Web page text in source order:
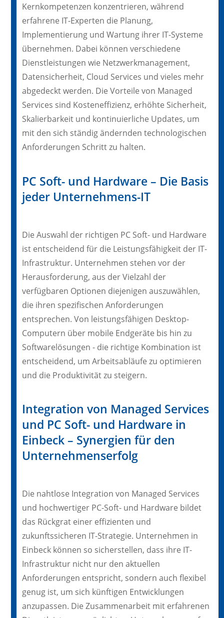
Kernkompetenzen konzentrieren, während
erfahrene IT-Experten die Planung,
Implementierung und Wartung ihrer IT-Systeme
übernehmen. Dabei können verschiedene
Dienstleistungen wie Netzwerkmanagement,
Datensicherheit, Cloud Services und vieles mehr
abgedeckt werden. Die Vorteile von Managed
Services sind Kosteneffizienz, erhöhte Sicherheit,
Skalierbarkeit und kontinuierliche Updates, um
mit den sich ständig ändernden technologischen
Anforderungen Schritt zu halten.
PC Soft- und Hardware – Die Basis
jeder Unternehmens-IT
Die Auswahl der richtigen PC Soft- und Hardware
ist entscheidend für die Leistungsfähigkeit der IT-
Infrastruktur. Unternehmen stehen vor der
Herausforderung, aus der Vielzahl der
verfügbaren Optionen diejenigen auszuwählen,
die ihren spezifischen Anforderungen
entsprechen. Von leistungsfähigen Desktop-
Computern über mobile Endgeräte bis hin zu
Softwarelösungen - die richtige Kombination ist
entscheidend, um Arbeitsabläufe zu optimieren
und die Produktivität zu steigern.
Integration von Managed Services
und PC Soft- und Hardware in
Einbeck – Synergien für den
Unternehmenserfolg
Die nahtlose Integration von Managed Services
und hochwertiger PC-Soft- und Hardware bildet
das Rückgrat einer effizienten und
zukunftssicheren IT-Strategie. Unternehmen in
Einbeck können so sicherstellen, dass ihre IT-
Infrastruktur nicht nur den aktuellen
Anforderungen entspricht, sondern auch flexibel
genug ist, um sich künftigen Entwicklungen
anzupassen. Die Zusammenarbeit mit erfahrenen